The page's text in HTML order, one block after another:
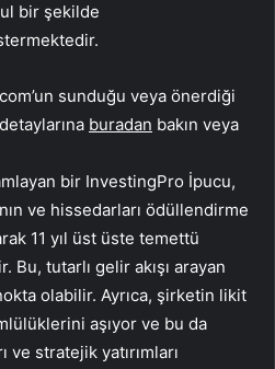
bir şekilde
sunduğu veya önerdiği
buradan bakın veya
bir InvestingPro İpucu,
ve hissedarları ödüllendirme
11 yıl üst üste temettü
tutarlı gelir akışı arayan
olabilir. Ayrıca, şirketin likit
aşıyor ve bu da
stratejik yatırımları